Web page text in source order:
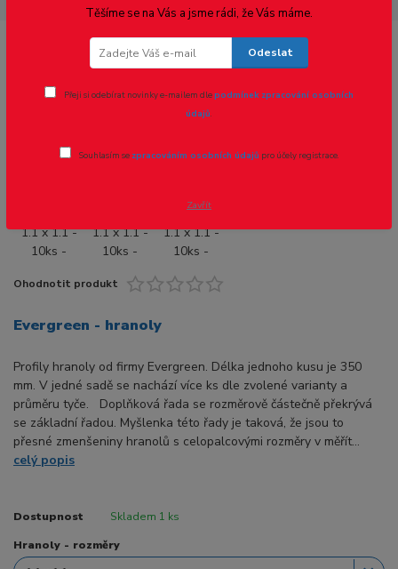
Hranol doplňkový - 1.1 x 1.1 - 10ks -
Novinka
Ohodnotit produkt
Evergreen - hranoly
Profily hranoly od firmy Evergreen. Délka jednoho kusu je 350
mm. V jedné sadě se nachází více ks dle zvolené varianty a
průměru tyče. Doplňková řada se rozměrově částečně překrývá
se základní řadou. Myšlenka této řady je taková, že jsou to
přesné zmenšeniny hranolů s celopalcovými rozměry v měřít...
celý popis
Dostupnost Skladem 1 ks
Hranoly - rozměry
Těšíme se na Vás a jsme rádi, že Vás máme.
Odeslat
Přeji si odebírat novinky e-mailem dlepodmínek zpracování osobních
údajů.
Souhlasím se zpracováním osobních údajů pro účely registrace.
Zavřít